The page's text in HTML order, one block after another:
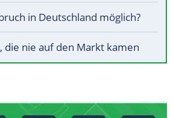
in Deutschland möglich?
die nie auf den Markt kamen